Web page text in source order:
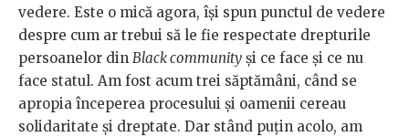
vedere. Este o mică agora, își spun punctul de vedere
despre cum ar trebui să le fie respectate drepturile
persoanelor din Black community și ce face și ce nu
face statul. Am fost acum trei săptămâni, când se
apropia începerea procesului și oamenii cereau
solidaritate și dreptate. Dar stând puțin acolo, am